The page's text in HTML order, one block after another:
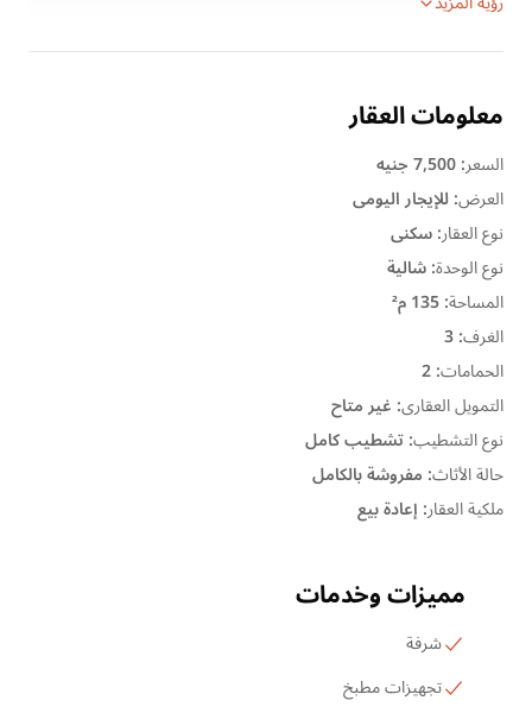
معلومات العقار
السعر:7,500 جنيه
العرض:للإيجار اليومى
نوع العقار:سكنى
نوع الوحدة:شالية
المساحة:135 م²
الغرف:
3
الحمامات:
2
التمويل العقارى: غير متاح
نوع التشطيب:تشطيب كامل
حالة الأثاث: مفروشة بالكامل
ملكية العقار: إعادة بيع
مميزات وخدمات
شرفة
تجهيزات مطبخ